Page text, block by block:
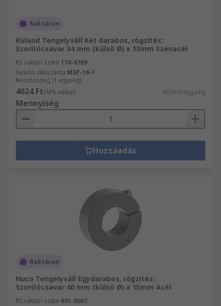
Raktáron
Ruland Tengelyváll Két darabos, rögzítés:
Szorítócsavar 34 mm (külső Ø) x 13mm Szénacél
RS raktári szám 174-6769
Gyártó cikkszáma MSP-16-F
Részösszeg (1 egység)
4624 Ft(ÁFA nélkül) 4624 Ft/egység
Mennyiség
Hozzáadás
Raktáron
Huco Tengelyváll Egydarabos, rögzítés:
Szorítócsavar 40 mm (külső Ø) x 15mm Acél
RS raktári szám 691-8067